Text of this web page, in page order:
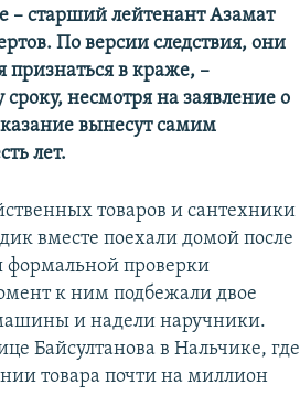
– старший лейтенант Азамат
По версии следствия, они
признаться в краже, –
несмотря на заявление о
вынесут самим
лет.
товаров и сантехники
вместе поехали домой после
формальной проверки
к ним подбежали двое
и надели наручники.
Байсултанова в Нальчике, где
товара почти на миллион